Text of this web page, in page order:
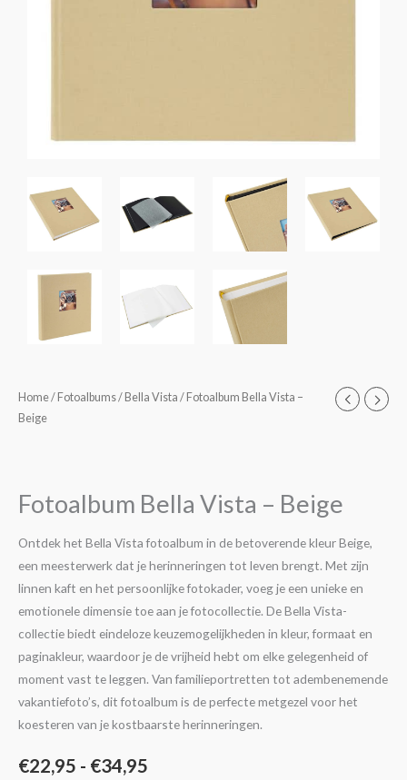
Home/ Fotoalbums/ Bella Vista / Fotoalbum Bella Vista –
Beige
Fotoalbum Bella Vista – Beige
Ontdek het Bella Vista fotoalbum in de betoverende kleur Beige,
een meesterwerk dat je herinneringen tot leven brengt. Met zijn
linnen kaft en het persoonlijke fotokader, voeg je een unieke en
emotionele dimensie toe aan je fotocollectie. De Bella Vista-
collectie biedt eindeloze keuzemogelijkheden in kleur, formaat en
paginakleur, waardoor je de vrijheid hebt om elke gelegenheid of
moment vast te leggen. Van familieportretten tot adembenemende
vakantiefoto’s, dit fotoalbum is de perfecte metgezel voor het
koesteren van je kostbaarste herinneringen.
€22,95 - €34,95
Prijsklasse:
€34,95
Fotoalbum
Bella
aantal